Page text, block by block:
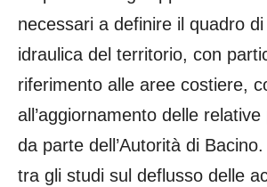
necessari a definire il quadro
idraulica del territorio, con
riferimento alle aree costiere,
all’aggiornamento delle
da parte dell’Autorità di Bacino.
tra gli studi sul deflusso delle